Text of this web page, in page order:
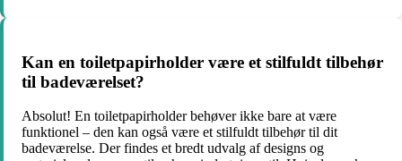
Kan en toiletpapirholder være et stilfuldt tilbehør
til badeværelset?
Absolut! En toiletpapirholder behøver ikke bare at være
funktionel – den kan også være et stilfuldt tilbehør til dit
badeværelse. Der findes et bredt udvalg af designs og